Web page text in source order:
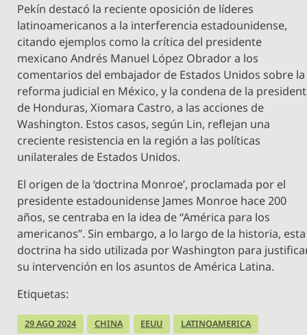
Pekín destacó la reciente oposición de líderes
latinoamericanos a la interferencia estadounidense,
citando ejemplos como la crítica del presidente
mexicano Andrés Manuel López Obrador a los
comentarios del embajador de Estados Unidos sobre la
reforma judicial en México, y la condena de la
de Honduras, Xiomara Castro, a las acciones de
Washington. Estos casos, según Lin, reflejan una
creciente resistencia en la región a las políticas
unilaterales de Estados Unidos.
El origen de la ‘doctrina Monroe’, proclamada por el
presidente estadounidense James Monroe hace 200
años, se centraba en la idea de “América para los
americanos”. Sin embargo, a lo largo de la historia, esta
doctrina ha sido utilizada por Washington para
su intervención en los asuntos de América Latina.
Etiquetas:
29 AGO 2024 CHINA EEUU LATINOAMERICA